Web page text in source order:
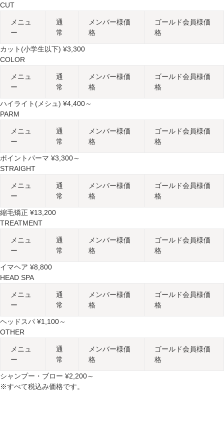
CUT
メニュ
ー
通
常
メンバー様価
格
ゴールド会員様価
格
カット(小学生以下) ¥3,300
COLOR
メニュ
ー
通
常
メンバー様価
格
ゴールド会員様価
格
ハイライト(メシュ) ¥4,400～
PARM
メニュ
ー
通
常
メンバー様価
格
ゴールド会員様価
格
ポイントパーマ ¥3,300～
STRAIGHT
メニュ
ー
通
常
メンバー様価
格
ゴールド会員様価
格
縮毛矯正 ¥13,200
TREATMENT
メニュ
ー
通
常
メンバー様価
格
ゴールド会員様価
格
イマヘア ¥8,800
HEAD SPA
メニュ
ー
通
常
メンバー様価
格
ゴールド会員様価
格
ヘッドスパ ¥1,100～
OTHER
メニュ
ー
通
常
メンバー様価
格
ゴールド会員様価
格
シャンプー・ブロー ¥2,200～
※すべて税込み価格です。